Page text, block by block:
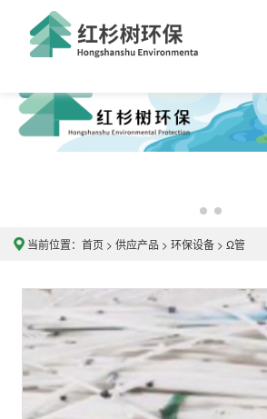
当前位置： 首页 > 供应产品 > 环保设备 > Ω管